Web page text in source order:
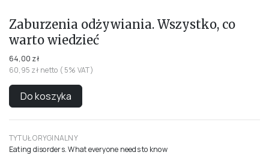
Zaburzenia odżywiania. Wszystko, co
warto wiedzieć
64,00 zł
60,95 zł netto ( 5% VAT)
Do koszyka
TYTUŁ ORYGINALNY
Eating disorders. What everyone needs to know